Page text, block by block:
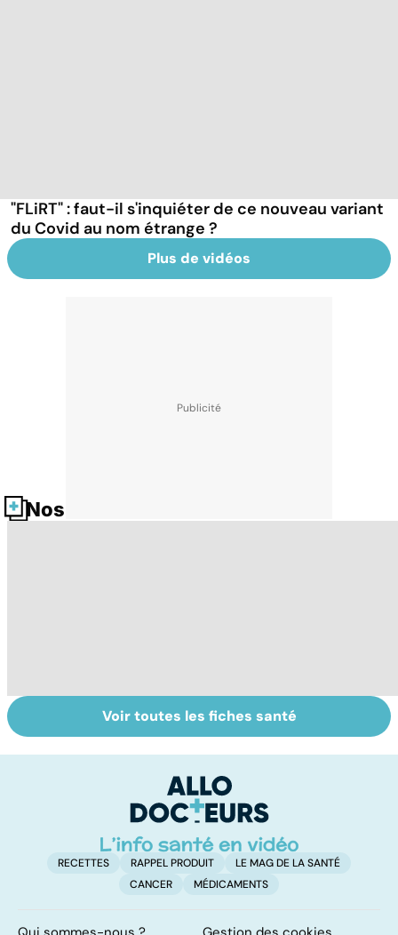
"FLiRT" : faut-il s'inquiéter de ce nouveau variant
du Covid au nom étrange ?
Plus de vidéos
Nos fiches santé
L'avortement :
quels délais,
Gynéco : un suivi
pour la vie
Voir toutes les fiches santé
RECETTES RAPPEL PRODUIT
LE MAG DE LA SANTÉ
CANCER
MÉDICAMENTS